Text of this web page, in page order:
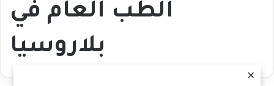
×
الطب العام في
بلاروسيا